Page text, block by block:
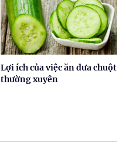
Lợi ích của việc ăn dưa chuột
thường xuyên